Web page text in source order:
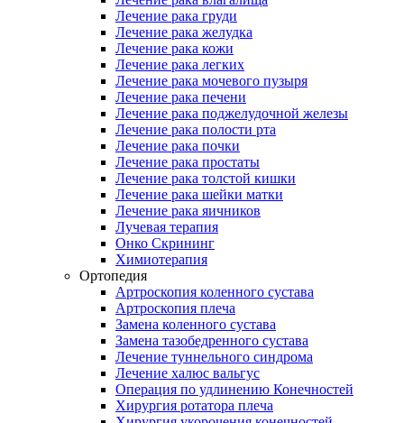
Лечение рака груди
Лечение рака желудка
Лечение рака кожи
Лечение рака легких
Лечение рака мочевого пузыря
Лечение рака печени
Лечение рака поджелудочной железы
Лечение рака полости рта
Лечение рака почки
Лечение рака простаты
Лечение рака толстой кишки
Лечение рака шейки матки
Лечение рака яичников
Лучевая терапия
Онко Скрининг
Химиотерапия
Ортопедия
Артроскопия коленного сустава
Артроскопия плеча
Замена коленного сустава
Замена тазобедренного сустава
Лечение туннельного синдрома
Лечение халюс вальгус
Операция по удлинению Конечностей
Хирургия ротатора плеча